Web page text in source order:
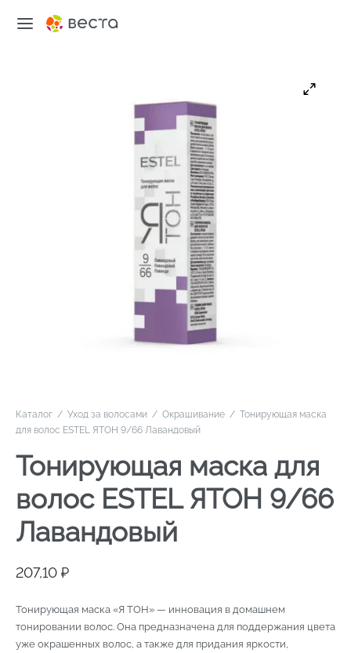
Каталог / Уход за волосами / Окрашивание / Тонирующая маска
для волос ESTEL ЯТОН 9/66 Лавандовый
Тонирующая маска для
волос ESTEL ЯТОН 9/66
Лавандовый
207,10 ₽
Тонирующая маска «Я ТОН» — инновация в домашнем
тонировании волос. Она предназначена для поддержания цвета
уже окрашенных волос, а также для придания яркости,